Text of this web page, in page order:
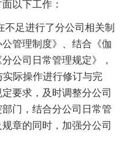
以下工作：
足进行了分公司相关制
管理制度》、结合《伽
公司日常管理规定》，
际操作进行修订与完
要求，及时调整分公司
门，结合分公司日常管
章的同时，加强分公司